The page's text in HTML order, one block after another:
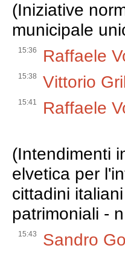
(Iniziative
municipale
15:36 Raffaele
15:38 Vittorio
15:41 Raffaele
(Intendimenti
elvetica per
cittadini
patrimoniali -
15:43 Sandro